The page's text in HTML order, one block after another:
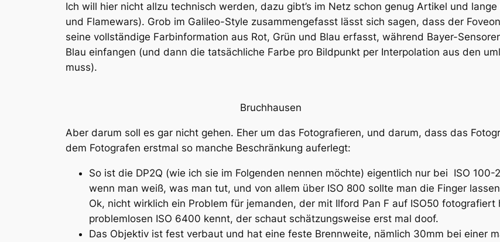
Ich will hier nicht allzu technisch werden, dazu gibt’s im Netz schon genug Artikel und
und Flamewars). Grob im Galileo-Style zusammengefasst lässt sich sagen, dass der
seine vollständige Farbinformation aus Rot, Grün und Blau erfasst, während Bayer-
Blau einfangen (und dann die tatsächliche Farbe pro Bildpunkt per Interpolation aus den
muss).
Bruchhausen
Aber darum soll es gar nicht gehen. Eher um das Fotografieren, und darum, dass das
dem Fotografen erstmal so manche Beschränkung auferlegt:
So ist die DP2Q (wie ich sie im Folgenden nennen möchte) eigentlich nur bei ISO
wenn man weiß, was man tut, und von allem über ISO 800 sollte man die Finger
Ok, nicht wirklich ein Problem für jemanden, der mit Ilford Pan F auf ISO50
problemlosen ISO 6400 kennt, der schaut schätzungsweise erst mal doof.
Das Objektiv ist fest verbaut und hat eine feste Brennweite, nämlich 30mm bei einer